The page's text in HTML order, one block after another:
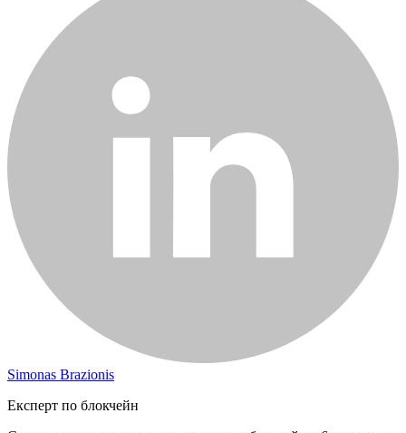
Simonas Brazionis
Експерт по блокчейн